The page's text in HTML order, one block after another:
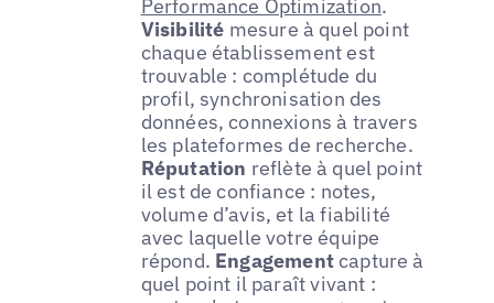
Performance Optimization.
Visibilité mesure à quel point
chaque établissement est
trouvable : complétude du
profil, synchronisation des
données, connexions à travers
les plateformes de recherche.
Réputation reflète à quel point
il est de confiance : notes,
volume d’avis, et la fiabilité
avec laquelle votre équipe
répond. Engagementcapture à
quel point il paraît vivant :